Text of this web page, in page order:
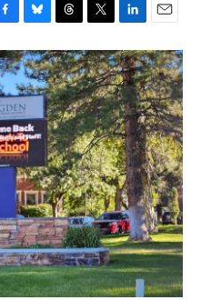
B
l
u
e
s
k
y
T
h
r
e
a
d
s
T
w
i
t
t
e
r
L
i
n
k
e
d
I
n
E
m
a
i
l